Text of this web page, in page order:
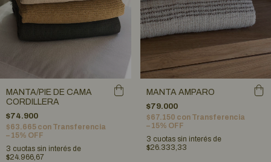
MANTA/PIE DE CAMA
CORDILLERA
$74.900
$63.665 con Transferencia
– 15% OFF
3 cuotas sin interés de
$24.966,67
MANTA AMPARO
$79.000
$67.150 con Transferencia
– 15% OFF
3 cuotas sin interés de
$26.333,33